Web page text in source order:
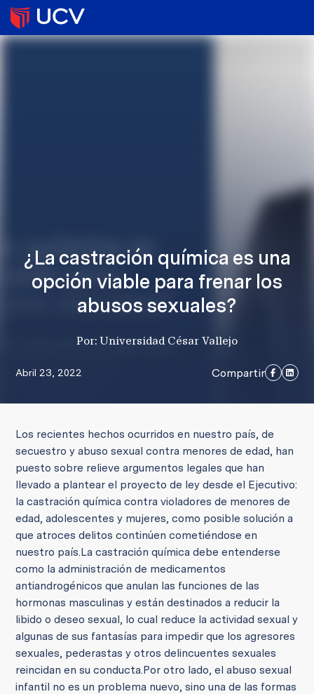
¿La castración química es una
opción viable para frenar los
abusos sexuales?
Por: Universidad César Vallejo
Abril 23, 2022 Compartir
Los recientes hechos ocurridos en nuestro país, de
secuestro y abuso sexual contra menores de edad, han
puesto sobre relieve argumentos legales que han
llevado a plantear el proyecto de ley desde el Ejecutivo:
la castración química contra violadores de menores de
edad, adolescentes y mujeres, como posible solución a
que atroces delitos continúen cometiéndose en
nuestro país.La castración química debe entenderse
como la administración de medicamentos
antiandrogénicos que anulan las funciones de las
hormonas masculinas y están destinados a reducir la
libido o deseo sexual, lo cual reduce la actividad sexual y
algunas de sus fantasías para impedir que los agresores
sexuales, pederastas y otros delincuentes sexuales
reincidan en su conducta.Por otro lado, el abuso sexual
infantil no es un problema nuevo, sino una de las formas